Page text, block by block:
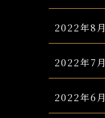
2022年8月
2022年7月
2022年6月